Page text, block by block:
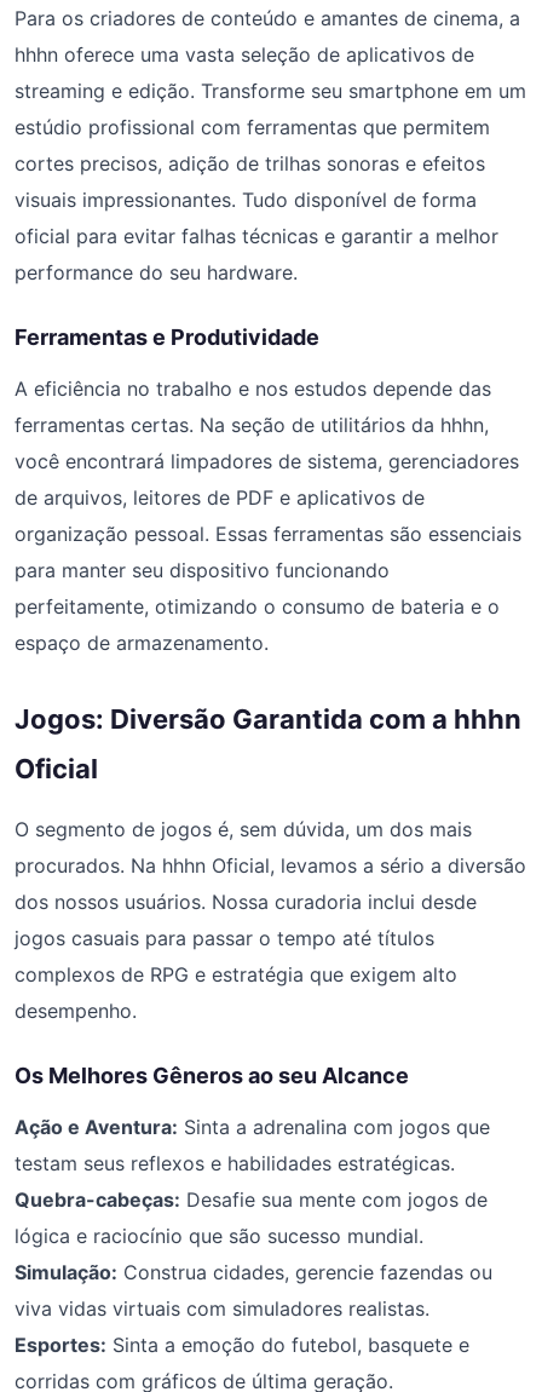
Para os criadores de conteúdo e amantes de cinema, a
hhhn oferece uma vasta seleção de aplicativos de
streaming e edição. Transforme seu smartphone em um
estúdio profissional com ferramentas que permitem
cortes precisos, adição de trilhas sonoras e efeitos
visuais impressionantes. Tudo disponível de forma
oficial para evitar falhas técnicas e garantir a melhor
performance do seu hardware.
Ferramentas e Produtividade
A eficiência no trabalho e nos estudos depende das
ferramentas certas. Na seção de utilitários da hhhn,
você encontrará limpadores de sistema, gerenciadores
de arquivos, leitores de PDF e aplicativos de
organização pessoal. Essas ferramentas são essenciais
para manter seu dispositivo funcionando
perfeitamente, otimizando o consumo de bateria e o
espaço de armazenamento.
Jogos: Diversão Garantida com a hhhn
Oficial
O segmento de jogos é, sem dúvida, um dos mais
procurados. Na hhhn Oficial, levamos a sério a diversão
dos nossos usuários. Nossa curadoria inclui desde
jogos casuais para passar o tempo até títulos
complexos de RPG e estratégia que exigem alto
desempenho.
Os Melhores Gêneros ao seu Alcance
Ação e Aventura: Sinta a adrenalina com jogos que
testam seus reflexos e habilidades estratégicas.
Quebra-cabeças: Desafie sua mente com jogos de
lógica e raciocínio que são sucesso mundial.
Simulação: Construa cidades, gerencie fazendas ou
viva vidas virtuais com simuladores realistas.
Esportes: Sinta a emoção do futebol, basquete e
corridas com gráficos de última geração.